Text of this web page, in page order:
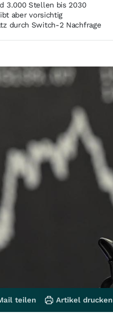
3.000 Stellen bis 2030
aber vorsichtig
durch Switch-2 Nachfrage
teilen Artikel drucken